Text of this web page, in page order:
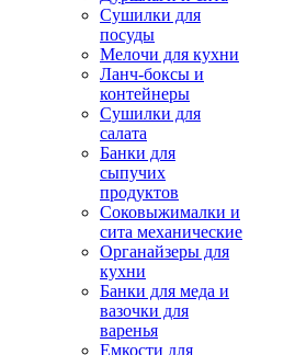
Сушилки для
посуды
Мелочи для кухни
Ланч-боксы и
контейнеры
Сушилки для
салата
Банки для
сыпучих
продуктов
Соковыжималки и
сита механические
Органайзеры для
кухни
Банки для меда и
вазочки для
варенья
Емкости для